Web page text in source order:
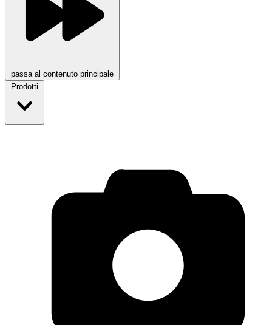
passa al contenuto principale
Prodotti